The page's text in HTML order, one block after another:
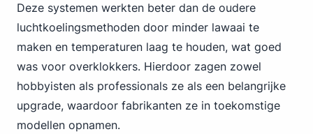
Deze systemen werkten beter dan de oudere
luchtkoelingsmethoden door minder lawaai te
maken en temperaturen laag te houden, wat goed
was voor overklokkers. Hierdoor zagen zowel
hobbyisten als professionals ze als een belangrijke
upgrade, waardoor fabrikanten ze in toekomstige
modellen opnamen.